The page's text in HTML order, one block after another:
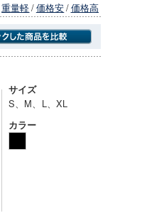
重量軽/価格安/価格高
サイズ
S、M、L、XL
カラー